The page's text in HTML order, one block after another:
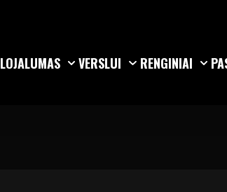
LOJALUMAS VERSLUI RENGINIAI